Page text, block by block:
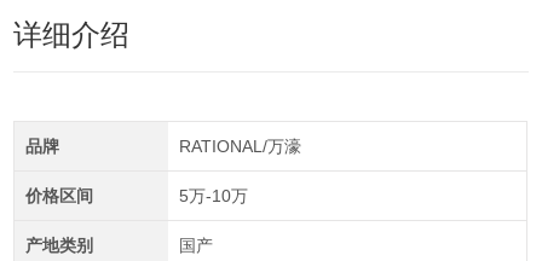
详细介绍
品牌 RATIONAL/万濠
价格区间 5万-10万
产地类别 国产